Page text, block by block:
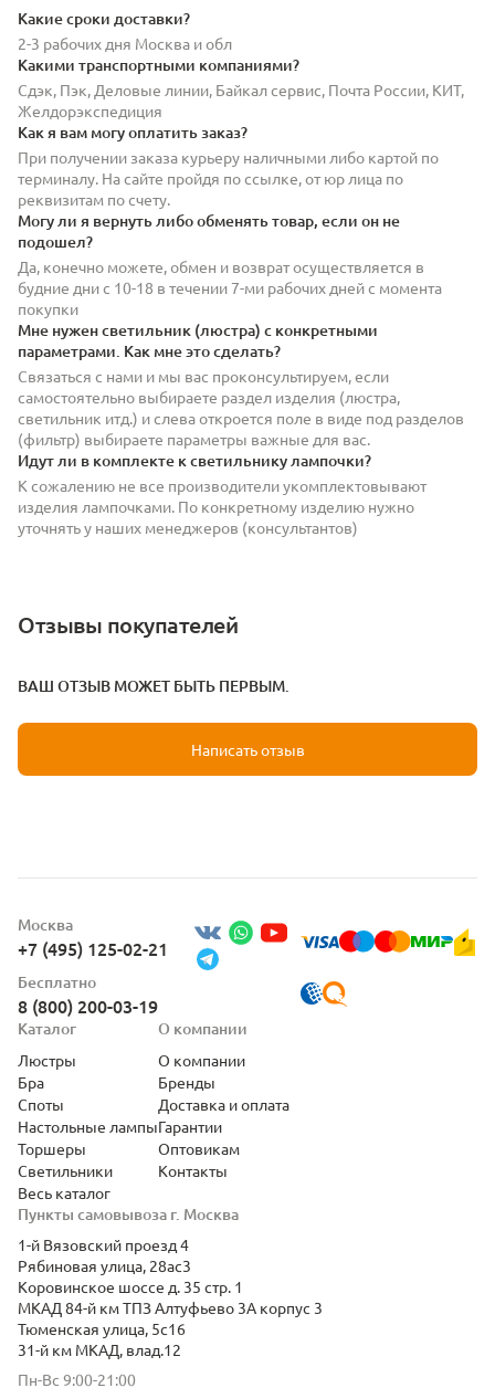
Какие сроки доставки?
2-3 рабочих дня Москва и обл
Какими транспортными компаниями?
Сдэк, Пэк, Деловые линии, Байкал сервис, Почта России, КИТ,
Желдорэкспедиция
Как я вам могу оплатить заказ?
При получении заказа курьеру наличными либо картой по
терминалу. На сайте пройдя по ссылке, от юр лица по
реквизитам по счету.
Могу ли я вернуть либо обменять товар, если он не
подошел?
Да, конечно можете, обмен и возврат осуществляется в
будние дни с 10-18 в течении 7-ми рабочих дней с момента
покупки
Мне нужен светильник (люстра) с конкретными
параметрами. Как мне это сделать?
Связаться с нами и мы вас проконсультируем, если
самостоятельно выбираете раздел изделия (люстра,
светильник итд.) и слева откроется поле в виде под разделов
(фильтр) выбираете параметры важные для вас.
Идут ли в комплекте к светильнику лампочки?
К сожалению не все производители укомплектовывают
изделия лампочками. По конкретному изделию нужно
уточнять у наших менеджеров (консультантов)
Отзывы покупателей
ВАШ ОТЗЫВ МОЖЕТ БЫТЬ ПЕРВЫМ.
Написать отзыв
Москва
+7 (495) 125-02-21
Бесплатно
8 (800) 200-03-19
Пункты самовывоза г. Москва
1-й Вязовский проезд 4
Рябиновая улица, 28ас3
Коровинское шоссе д. 35 стр. 1
МКАД 84-й км ТПЗ Алтуфьево 3А корпус 3
Тюменская улица, 5с16
31-й км МКАД, влад.12
Пн-Вс 9:00-21:00
Каталог
Люстры
Бра
Споты
Настольные лампы
Торшеры
Светильники
Весь каталог
О компании
О компании
Бренды
Доставка и оплата
Гарантии
Оптовикам
Контакты